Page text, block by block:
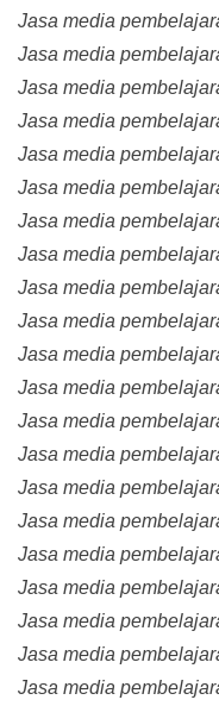
Jasa media
Jasa media
Jasa media
Jasa media
Jasa media
Jasa media
Jasa media
Jasa media
Jasa media
Jasa media
Jasa media
Jasa media
Jasa media
Jasa media
Jasa media
Jasa media
Jasa media
Jasa media
Jasa media
Jasa media
Jasa media